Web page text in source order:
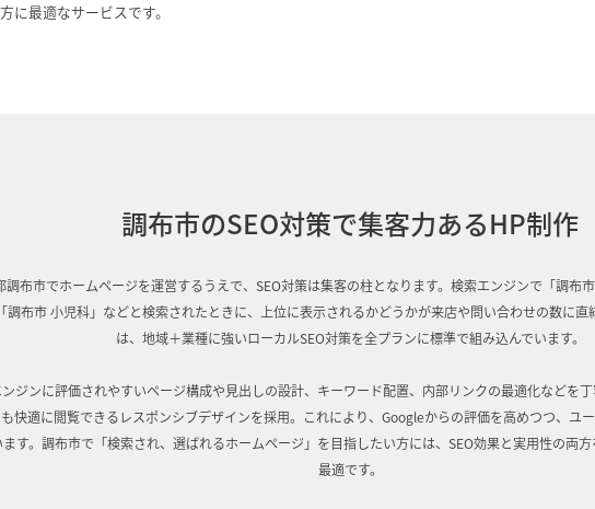
に最適なサービスです。
調布市のSEO対策で集客力あるHP制作
調布市でホームページを運営するうえで、SEO対策は集客の柱となります。検索エンジンで「調布
調布市 小児科」などと検索されたときに、上位に表示されるかどうかが来店や問い合わせの数に直
は、地域＋業種に強いローカルSEO対策を全プランに標準で組み込んでいます。
ジンに評価されやすいページ構成や見出しの設計、キーワード配置、内部リンクの最適化などを
快適に閲覧できるレスポンシブデザインを採用。これにより、Googleからの評価を高めつつ、ユ
ます。調布市で「検索され、選ばれるホームページ」を目指したい方には、SEO効果と実用性の両
最適です。